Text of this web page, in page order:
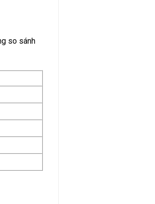
so sánh